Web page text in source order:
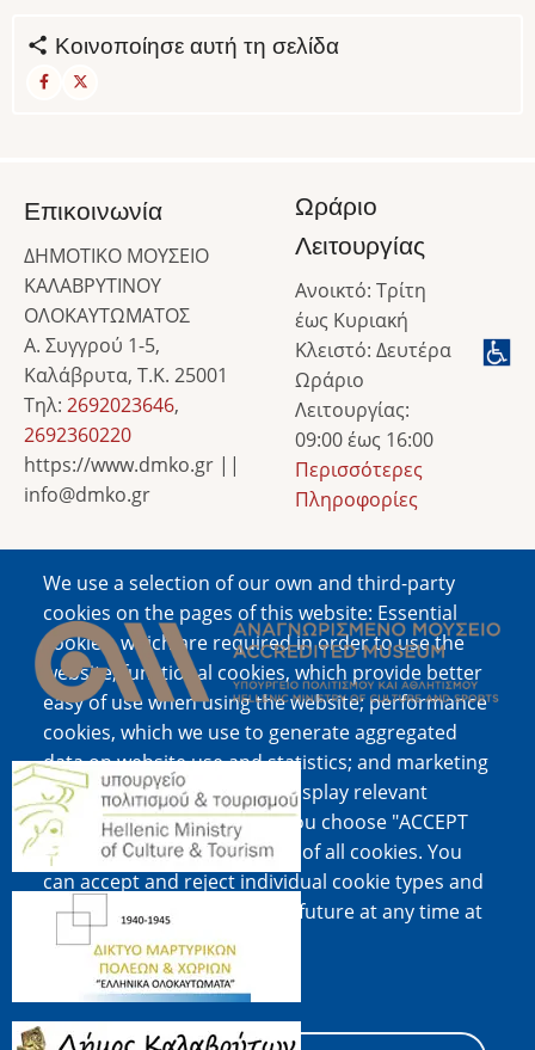
Κοινοποίησε αυτή τη σελίδα
We use a selection of our own and third-party
cookies on the pages of this website: Essential
cookies, which are required in order to use the
website; functional cookies, which provide better
easy of use when using the website; performance
cookies, which we use to generate aggregated
data on website use and statistics; and marketing
cookies, which are used to display relevant
content and advertising. If you choose "ACCEPT
ALL", you consent to the use of all cookies. You
can accept and reject individual cookie types and
revoke your consent for the future at any time at
"Settings".
Cookie documentation
Επικοινωνία
ΔΗΜΟΤΙΚΟ ΜΟΥΣΕΙΟ
ΚΑΛΑΒΡΥΤΙΝΟΥ
ΟΛΟΚΑΥΤΩΜΑΤΟΣ
Α. Συγγρού 1-5,
Καλάβρυτα, Τ.Κ. 25001
Τηλ: 2692023646,
2692360220
https://www.dmko.gr ||
info@dmko.gr
Ωράριο
Λειτουργίας
Ανοικτό: Τρίτη
έως Κυριακή
Κλειστό: Δευτέρα
Ωράριο
Λειτουργίας:
09:00 έως 16:00
Περισσότερες
Πληροφορίες
Image
Image
Image
Image